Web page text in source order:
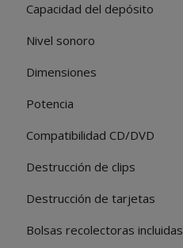
Capacidad del depósito
Nivel sonoro
Dimensiones
Potencia
Compatibilidad CD/DVD
Destrucción de clips
Destrucción de tarjetas
Bolsas recolectoras incluidas